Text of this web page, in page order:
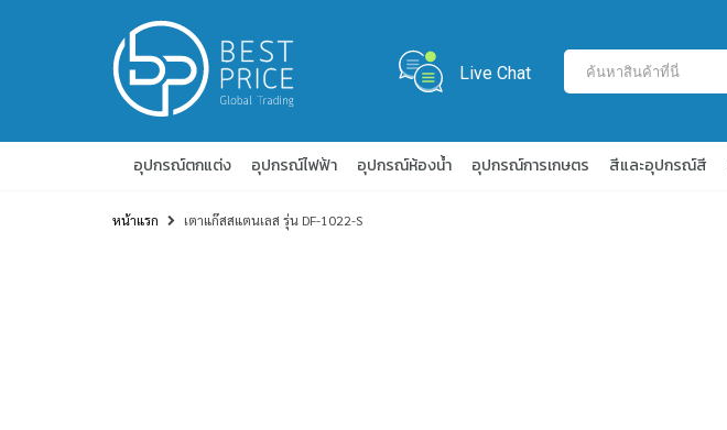
Live Chat
อุปกรณ์ตกแต่ง อุปกรณ์ไฟฟ้า อุปกรณ์ห้องน้ำ อุปกรณ์การเกษตร สีและอุปกรณ์สี
หน้าแรก เตาแก๊สสแตนเลส รุ่น DF-1022-S